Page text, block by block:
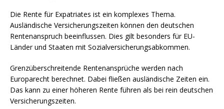
Die Rente für Expatriates ist ein komplexes Thema.
Ausländische Versicherungszeiten können den deutschen
Rentenanspruch beeinflussen. Dies gilt besonders für EU-
Länder und Staaten mit Sozialversicherungsabkommen.
Grenzüberschreitende Rentenansprüche werden nach
Europarecht berechnet. Dabei fließen ausländische Zeiten ein.
Das kann zu einer höheren Rente führen als bei rein deutschen
Versicherungszeiten.